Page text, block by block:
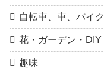
自転車、車、バイク
花・ガーデン・DIY
趣味